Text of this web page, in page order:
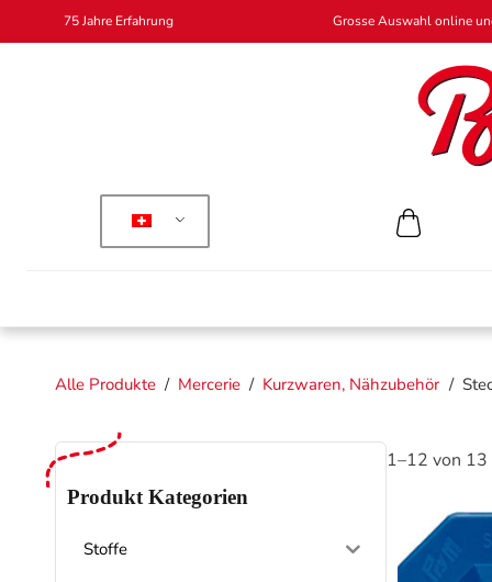
75 Jahre Erfahrung Grosse Auswahl online
Alle Produkte / Mercerie / Kurzwaren, Nähzubehör /
Produkt Kategorien
Stoffe
1–12 von